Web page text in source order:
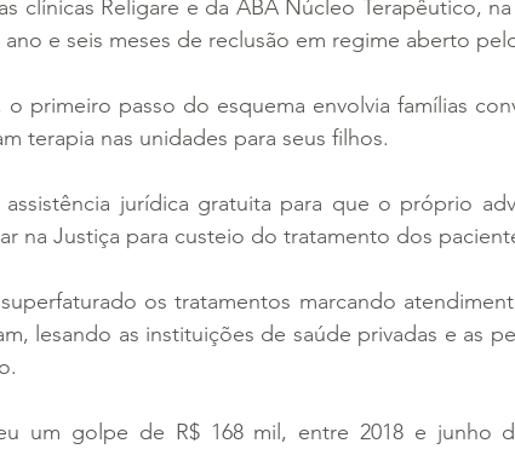
clínicas Religare e da ABA Núcleo Terapêutico,
e seis meses de reclusão em regime aberto
primeiro passo do esquema envolvia famílias
terapia nas unidades para seus filhos.
assistência jurídica gratuita para que o próprio
na Justiça para custeio do tratamento dos
os tratamentos marcando
lesando as instituições de saúde privadas e as
um golpe de R$ 168 mil, entre 2018 e junho